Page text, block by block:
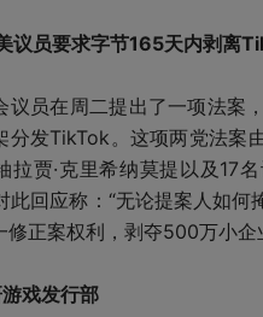
议员要求字节165天内剥离
议员在周二提出了一项法案
分发TikTok。这项两党法案
拉贾·克里希纳莫提以及17
此回应称：“无论提案人如
修正案权利，剥夺500万小
戏发行部